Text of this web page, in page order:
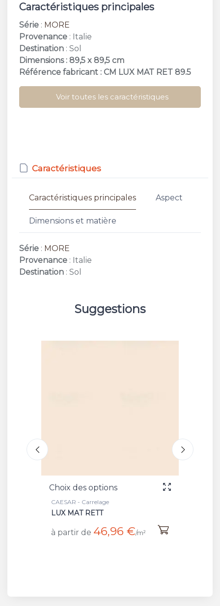
Caractéristiques principales
Série : MORE
Provenance : Italie
Destination : Sol
Dimensions : 89,5 x 89,5 cm
Référence fabricant : CM LUX MAT RET 89.5
Voir toutes les caractéristiques
Caractéristiques
Caractéristiques principales Aspect
Dimensions et matière
Série : MORE
Provenance : Italie
Destination : Sol
Suggestions
/m²
Choix des options
CASTELVETRO CERAMICHE - Carrelage
à partir de 48,50 €